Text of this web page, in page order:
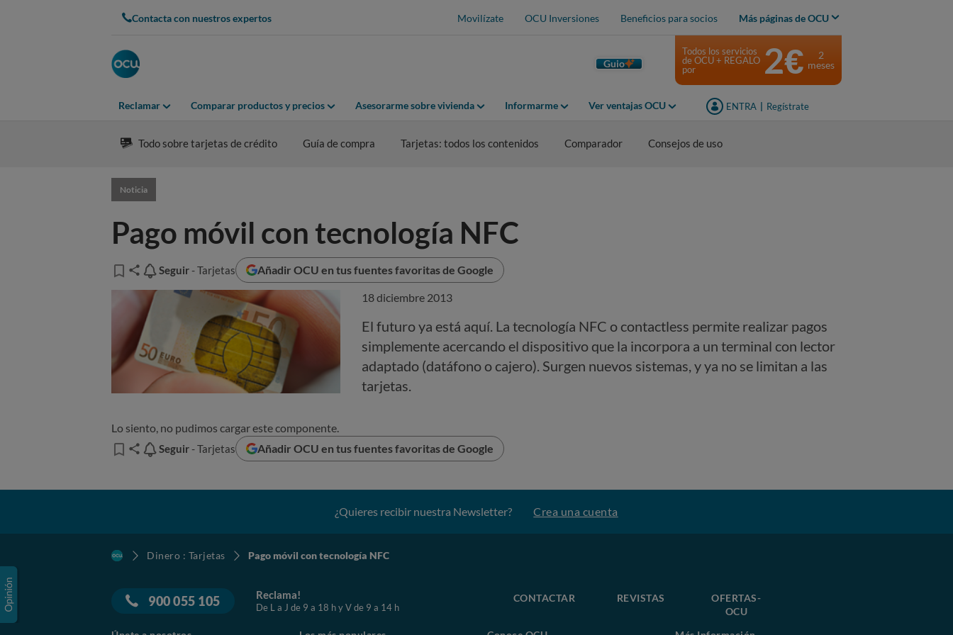
Contacta con nuestros expertos Movilízate OCU Inversiones Beneficios para socios Más páginas de OCU
Guio
Reclamar Comparar productos y precios Asesorarme sobre vivienda Informarme Ver ventajas OCU ENTRA Regístrate
Todos los servicios
de OCU + REGALO
por
2€
2
meses
Todo sobre tarjetas de crédito Guía de compra Tarjetas: todos los contenidos Comparador Consejos de uso
Noticia
Pago móvil con tecnología NFC
Seguir
Seguir - Tarjetas Añadir OCU en tus fuentes favoritas de Google
18 diciembre 2013
El futuro ya está aquí. La tecnología NFC o contactless permite realizar pagos
simplemente acercando el dispositivo que la incorpora a un terminal con lector
adaptado (datáfono o cajero). Surgen nuevos sistemas, y ya no se limitan a las
tarjetas.
Lo siento, no pudimos cargar este componente.
Seguir
Seguir - Tarjetas Añadir OCU en tus fuentes favoritas de Google
¿Quieres recibir nuestra Newsletter? Crea una cuenta
Dinero : Tarjetas Pago móvil con tecnología NFC
900 055 105 Reclama!
De L a J de 9 a 18 h y V de 9 a 14 h
CONTACTAR REVISTAS
OFERTAS-
OCU